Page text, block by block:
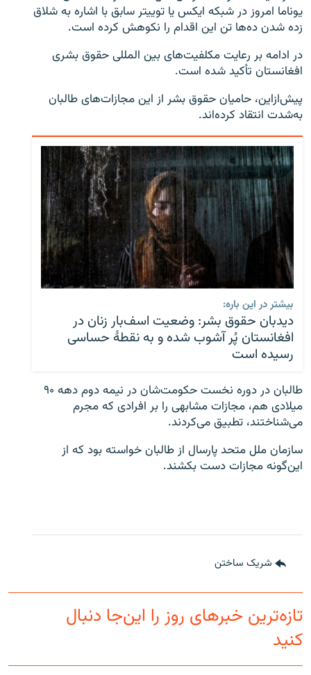
یوناما امروز در شبکه ایکس یا توییتر سابق با اشاره به شلاق
زده شدن ده‌ها تن این اقدام را نکوهش کرده است.
در ادامه بر رعایت مکلفیت‌های بین المللی حقوق بشری
افغانستان تأکید شده است.
پیش‌از‌این، حامیان حقوق بشر از این مجازات‌های طالبان
به‌شدت انتقاد کرده‌اند.
بیشتر در این باره:
دیدبان حقوق بشر: وضعیت اسف‌بار زنان در
افغانستان پُر آشوب شده و به نقطۀ حساسی
رسیده است
طالبان در دوره نخست حکومت‌شان در نیمه دوم دهه ۹۰
میلادی هم، مجازات مشابهی را بر افرادی که مجرم
می‌شناختند، تطبیق می‌کردند.
سازمان ملل متحد پارسال از طالبان خواسته‌ بود که از
این‌گونه مجازات دست بکشند.
شریک ساختن
تازه‌ترین خبرهای روز را این‌جا دنبال
کنید